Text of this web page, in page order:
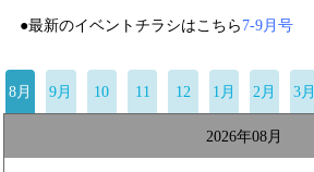
●最新のイベントチラシはこちら 7-9月号
8月 9月 10 11 12 1月 2月 3月
2026年08月